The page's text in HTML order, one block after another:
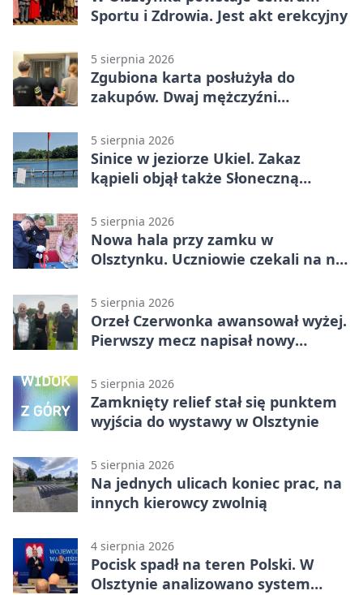
Sportu i Zdrowia. Jest akt erekcyjny
5 sierpnia 2026
Zgubiona karta posłużyła do
zakupów. Dwaj mężczyźni
5 sierpnia 2026
Sinice w jeziorze Ukiel. Zakaz
kąpieli objął także Słoneczną
5 sierpnia 2026
Nowa hala przy zamku w
Olsztynku. Uczniowie czekali na nią
5 sierpnia 2026
Orzeł Czerwonka awansował wyżej.
Pierwszy mecz napisał nowy
5 sierpnia 2026
Zamknięty relief stał się punktem
wyjścia do wystawy w Olsztynie
5 sierpnia 2026
Na jednych ulicach koniec prac, na
innych kierowcy zwolnią
4 sierpnia 2026
Pocisk spadł na teren Polski. W
Olsztynie analizowano system